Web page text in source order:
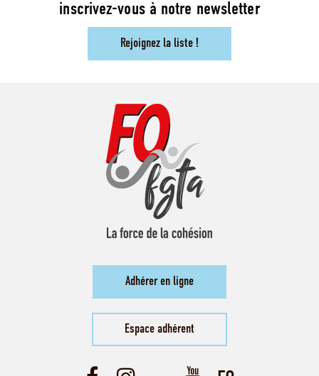
inscrivez-vous à notre newsletter
Rejoignez la liste !
Adhérer en ligne
Espace adhérent